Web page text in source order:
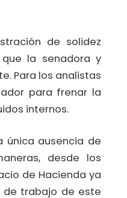
de solidez
la senadora y
Para los analistas
para frenar la
internos.
única ausencia de
desde los
de Hacienda ya
trabajo de este